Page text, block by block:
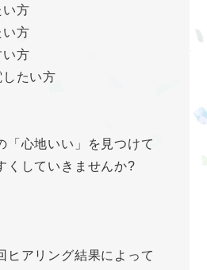
い方
い方
い方
たい方
「心地いい」を見つけて
くしていきませんか?
ヒアリング結果によって